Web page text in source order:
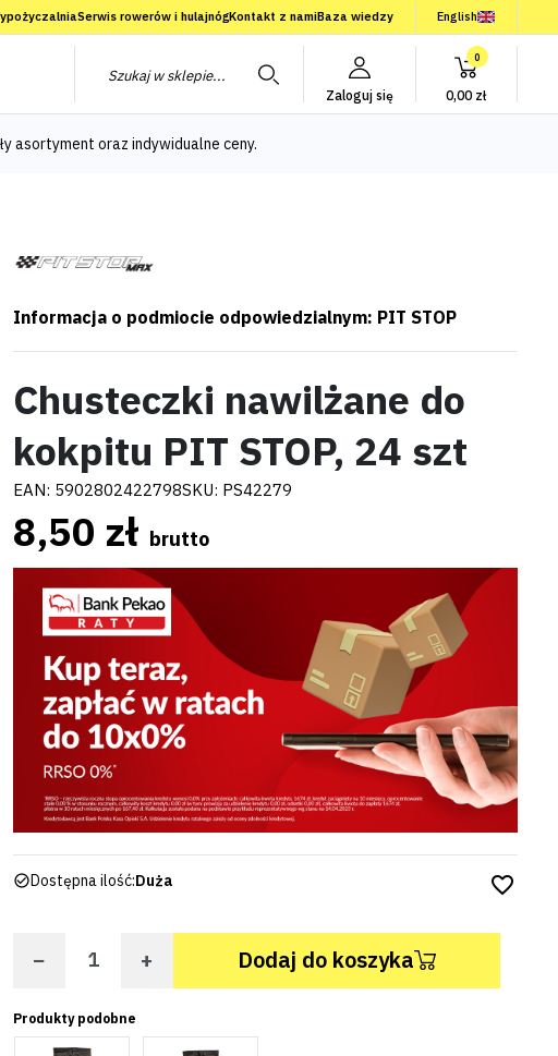
Serwis rowerów i hulajnógKontakt z namiBaza wiedzy English
Zaloguj się
0
0,00 zł
asortyment oraz indywidualne ceny.
Informacja o podmiocie odpowiedzialnym: PIT STOP
Chusteczki nawilżane do
kokpitu PIT STOP, 24 szt
EAN: 5902802422798SKU: PS42279
8,50 zł brutto
Dostępna ilość:Duża favorite_border
− + Dodaj do koszyka
Produkty podobne